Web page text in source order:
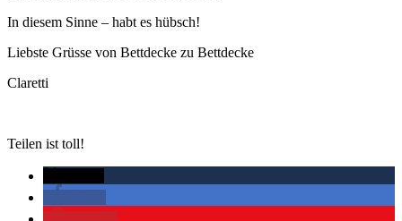
In diesem Sinne – habt es hübsch!
Liebste Grüsse von Bettdecke zu Bettdecke
Claretti
Teilen ist toll!